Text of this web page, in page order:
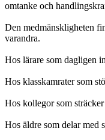
omtanke och
Den medmänskligheten
varandra.
Hos lärare som dagligen
Hos klasskamrater som
Hos kollegor som
Hos äldre som delar med